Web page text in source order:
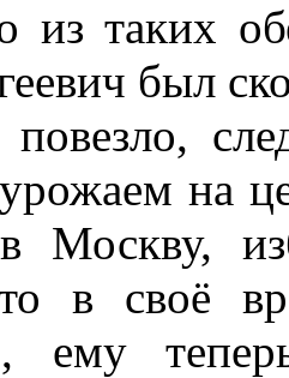
из таких
был
повезло,
на
Москву,
в своё
ему